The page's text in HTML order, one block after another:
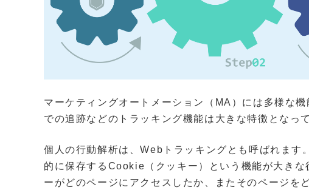
マーケティングオートメーション（MA）には多様な
での追跡などのトラッキング機能は大きな特徴となっ
個人の行動解析は、Webトラッキングとも呼ばれま
的に保存するCookie（クッキー）という機能が大き
ーがどのページにアクセスしたか、またそのページを